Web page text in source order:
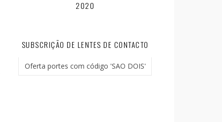
2020
SUBSCRIÇÃO DE LENTES DE CONTACTO
Oferta portes com código 'SAO DOIS'